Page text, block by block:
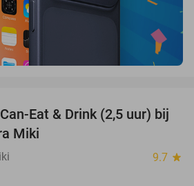
13%
Eat & Drink (2,5 uur) bij
Miki
9.7 star